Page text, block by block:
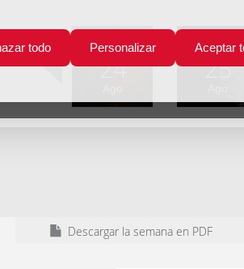
todo Personalizar Aceptar
Lun
24
Mar
25
Descargar la semana en PDF